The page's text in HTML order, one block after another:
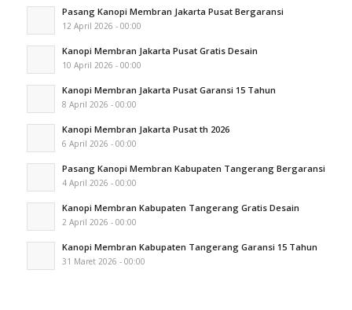
Pasang Kanopi Membran Jakarta Pusat Bergaransi
12 April 2026 - 00:00
Kanopi Membran Jakarta Pusat Gratis Desain
10 April 2026 - 00:00
Kanopi Membran Jakarta Pusat Garansi 15 Tahun
8 April 2026 - 00:00
Kanopi Membran Jakarta Pusat th 2026
6 April 2026 - 00:00
Pasang Kanopi Membran Kabupaten Tangerang Bergaransi
4 April 2026 - 00:00
Kanopi Membran Kabupaten Tangerang Gratis Desain
2 April 2026 - 00:00
Kanopi Membran Kabupaten Tangerang Garansi 15 Tahun
31 Maret 2026 - 00:00